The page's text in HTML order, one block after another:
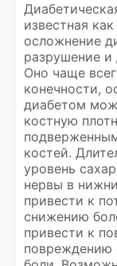
известная
осложнение
разрушение
Оно чаще
конечности,
диабетом
костную
костей.
уровень
нервы в
привести к
снижению
привести к
повреждению